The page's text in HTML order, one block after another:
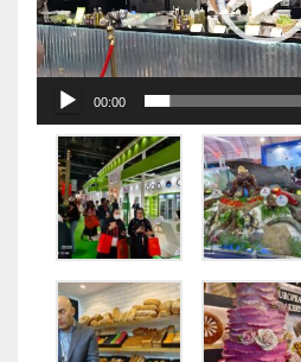
器
00:00